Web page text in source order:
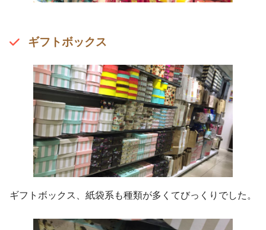
ギフトボックス
ギフトボックス、紙袋系も種類が多くてびっくりでした。